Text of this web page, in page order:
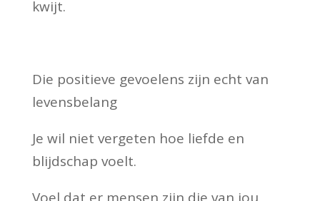
kwijt.
Die positieve gevoelens zijn echt van
levensbelang
Je wil niet vergeten hoe liefde en
blijdschap voelt.